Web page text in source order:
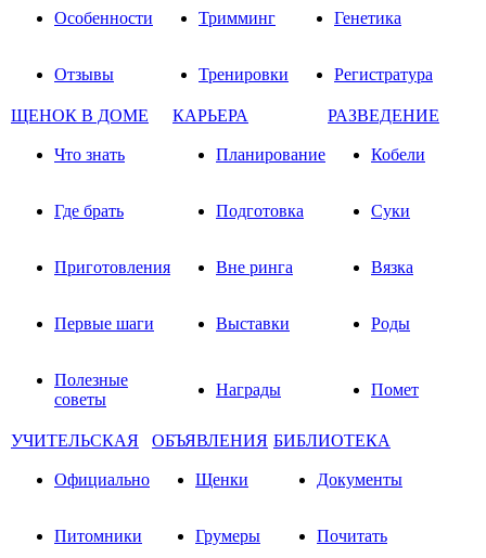
Особенности Тримминг Генетика
Отзывы Тренировки Регистратура
ЩЕНОК В ДОМЕ КАРЬЕРА РАЗВЕДЕНИЕ
Что знать Планирование Кобели
Где брать Подготовка Суки
Приготовления Вне ринга Вязка
Первые шаги Выставки Роды
Полезные
советы
Награды Помет
УЧИТЕЛЬСКАЯ ОБЪЯВЛЕНИЯ БИБЛИОТЕКА
Официально Щенки Документы
Питомники Грумеры Почитать